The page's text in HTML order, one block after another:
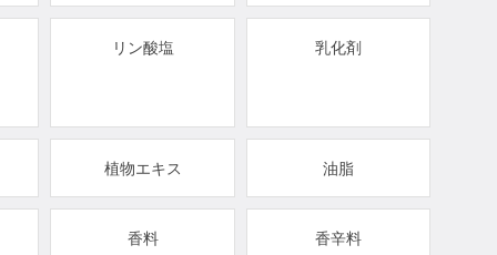
リン酸塩 乳化剤
植物エキス 油脂
香料 香辛料